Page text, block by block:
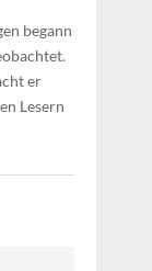
begann
er
Lesern